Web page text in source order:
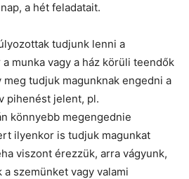
a hét feladatait.
tudjunk lenni a
munka vagy a ház körüli teendők
tudjuk magunknak engedni a
pihenést jelent, pl.
könnyebb megengednie
ilyenkor is tudjuk magunkat
viszont érezzük, arra vágyunk,
szemünket vagy valami